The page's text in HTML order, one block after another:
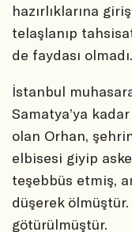
hazırlıklarına
telaşlanıp
de faydası olmadı.
İstanbul
Samatya’ya
olan Orhan,
elbisesi giyip
teşebbüs etmiş,
düşerek ölmüştür.
götürülmüştür.